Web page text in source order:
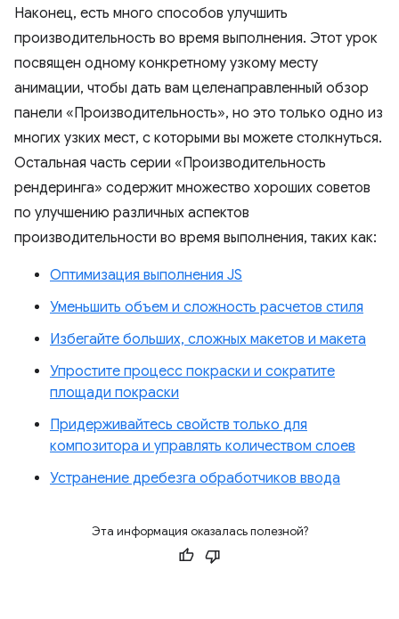
Наконец, есть много способов улучшить
производительность во время выполнения. Этот урок
посвящен одному конкретному узкому месту
анимации, чтобы дать вам целенаправленный обзор
панели «Производительность», но это только одно из
многих узких мест, с которыми вы можете столкнуться.
Остальная часть серии «Производительность
рендеринга» содержит множество хороших советов
по улучшению различных аспектов
производительности во время выполнения, таких как:
Оптимизация выполнения JS
Уменьшить объем и сложность расчетов стиля
Избегайте больших, сложных макетов и макета
Упростите процесс покраски и сократите
площади покраски
Придерживайтесь свойств только для
композитора и управлять количеством слоев
Устранение дребезга обработчиков ввода
Эта информация оказалась полезной?